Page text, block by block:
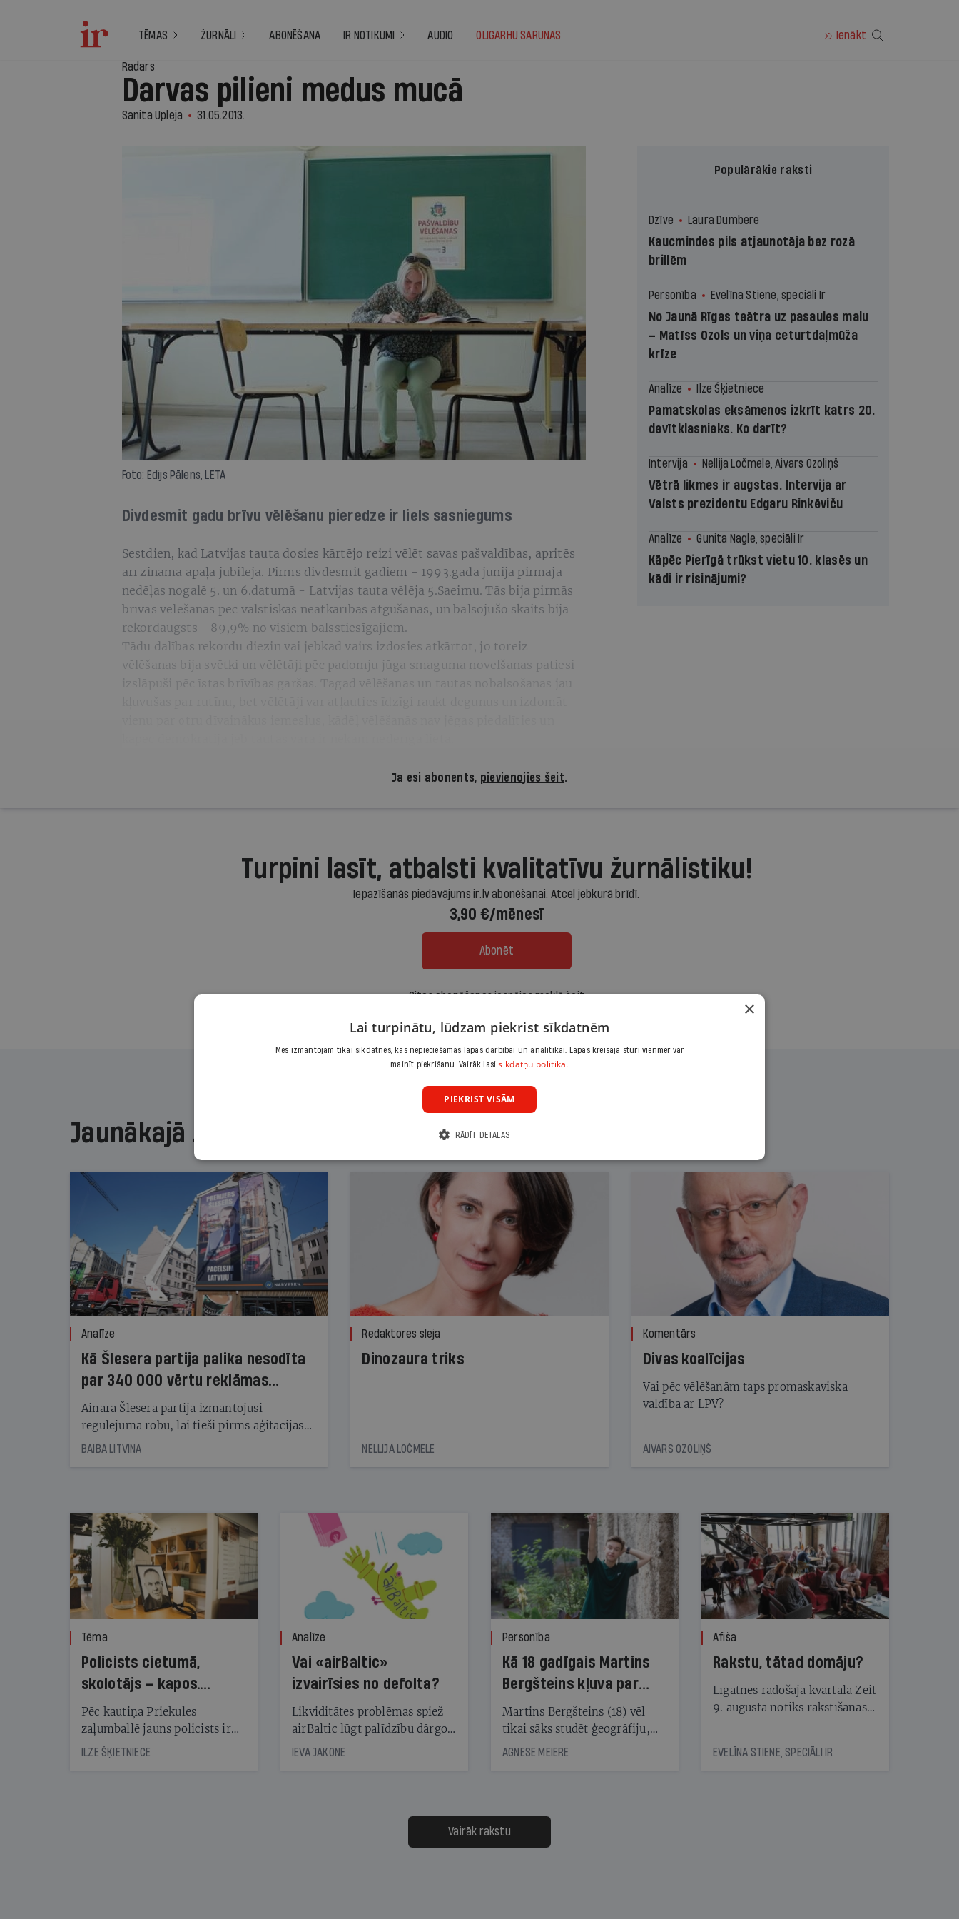
TĒMAS ŽURNĀLI ABONĒŠANA IR NOTIKUMI AUDIO OLIGARHU SARUNAS Ienākt
Radars
Darvas pilieni medus mucā
Sanita Upleja 31.05.2013.
Foto: Edijs Pālens, LETA
Divdesmit gadu brīvu vēlēšanu pieredze ir liels sasniegums
Sestdien, kad Latvijas tauta dosies kārtējo reizi vēlēt savas pašvaldības, apritēs
arī zināma apaļa jubileja. Pirms divdesmit gadiem - 1993.gada jūnija pirmajā
nedēļas nogalē 5. un 6.datumā - Latvijas tauta vēlēja 5.Saeimu. Tās bija pirmās
brīvās vēlēšanas pēc valstiskās neatkarības atgūšanas, un balsojušo skaits bija
rekordaugsts - 89,9% no visiem balsstiesīgajiem.
Tādu dalības rekordu diezin vai jebkad vairs izdosies atkārtot, jo toreiz
vēlēšanas bija svētki un vēlētāji pēc padomju jūga smaguma novelšanas patiesi
izslāpuši pēc īstas brīvības garšas. Tagad vēlēšanas un tautas nobalsošanas jau
Populārākie raksti
Dzīve Laura Dumbere
Kaucmindes pils atjaunotāja bez rozā
brillēm
Personība Evelīna Stiene, speciāli Ir
No Jaunā Rīgas teātra uz pasaules malu
– Matīss Ozols un viņa ceturtdaļmūža
krīze
Analīze Ilze Šķietniece
Pamatskolas eksāmenos izkrīt katrs 20.
devītklasnieks. Ko darīt?
Intervija Nellija Ločmele, Aivars Ozoliņš
Vētrā likmes ir augstas. Intervija ar
Valsts prezidentu Edgaru Rinkēviču
Analīze Gunita Nagle, speciāli Ir
Kāpēc Pierīgā trūkst vietu 10. klasēs un
kādi ir risinājumi?
Ja esi abonents, pievienojies šeit.
Turpini lasīt, atbalsti kvalitatīvu žurnālistiku!
Iepazīšanās piedāvājums ir.lv abonēšanai. Atcel jebkurā brīdī.
3,90 €/mēnesī
Abonēt
Citas abonēšanas iespējas meklē šeit
Jaunākajā žurnālā
Analīze
Kā Šlesera partija palika nesodīta
par 340 000 vērtu reklāmas
kampaņu
Aināra Šlesera partija izmantojusi
regulējuma robu, lai tieši pirms aģitācijas
starta izreklamētos par summu, kas
BAIBA LITVINA
Redaktores sleja
Dinozaura triks
NELLIJA LOČMELE
Komentārs
Divas koalīcijas
Vai pēc vēlēšanām taps promaskaviska
valdība ar LPV?
AIVARS OZOLIŅŠ
Tēma
Policists cietumā,
skolotājs – kapos.
Reibuma cena Priekulē
Pēc kautiņa Priekules
zaļumballē jauns policists ir
nonācis cietumā, bet
cienījams pedagogs — kapos.
ILZE ŠĶIETNIECE
Analīze
Vai «airBaltic»
izvairīsies no defolta?
Likviditātes problēmas spiež
airBaltic lūgt palīdzību dārgo
obligāciju turētājiem, taču
samaksāt augstos procentus,
kas jāpārskaita jau trīs dienas
pirms nākamās sapulces
IEVA JAKONE
Personība
Kā 18 gadīgais Martins
Bergšteins kļuva par
laika ziņu seju?
Martins Bergšteins (18) vēl
tikai sāks studēt ģeogrāfiju,
bet viņa sacītajam jau uzticas
uzcītīga darba, mammas
atbalsts un drosme turpināt
meteovērojumus arī tad, kad
AGNESE MEIERE
Afiša
Rakstu, tātad domāju?
Līgatnes radošajā kvartālā Zeit
9. augustā notiks rakstīšanas
EVELĪNA STIENE, SPECIĀLI IR
Vairāk rakstu
×
Lai turpinātu, lūdzam piekrist sīkdatnēm
Mēs izmantojam tikai sīkdatnes, kas nepieciešamas lapas darbībai un analītikai. Lapas kreisajā stūrī vienmēr var
mainīt piekrišanu. Vairāk lasisīkdatņu politikā.
PIEKRIST VISĀM
RĀDĪT DETAĻAS